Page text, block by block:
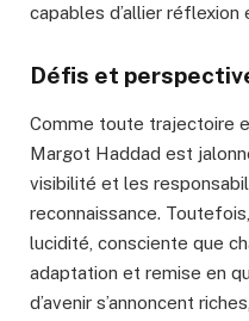
capables d’allier réflexion
Défis et
Comme toute trajectoire
Margot Haddad est
visibilité et les
reconnaissance.
lucidité, consciente que
adaptation et remise en
d’avenir s’annoncent